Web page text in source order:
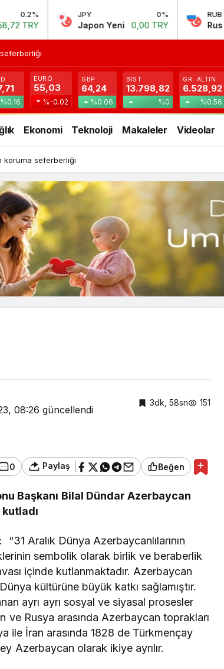
0%
Yeni 0,00 TRY
-0.34%
Rus Rublesi 0,58 TRY
%0.16
EURO
55,03
%-0.02
GBP
64,24
%0.06
BIST
13.798,82
%0
GR. ALTIN
6.528,92
%0.56
Ekonomi Teknoloji Makaleler Videolar
koruma seferberliği
08:26 güncellendi
3dk, 58sn 151
0 Paylaş Beğen
Başkanı Bilal Dündar Azerbaycan
Aralık Dünya Azerbaycanlılarının
sembolik olarak birlik ve beraberlik
içinde kutlanmaktadır. Azerbaycan
kültürüne büyük katkı sağlamıştır.
ayrı ayrı sosyal ve siyasal prosesler
ve Rusya arasında Azerbaycan toprakları
ile İran arasında 1828 de Türkmençay
Azerbaycan olarak ikiye ayrılır.
Güncel
Külliye’de kabul etti